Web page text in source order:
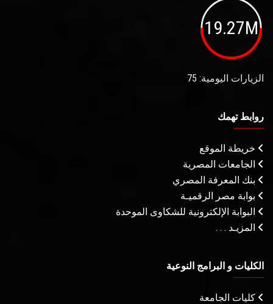
19.27M
الزيارات اليومية: 75
روابط تهمك
خريطة الموقع
الجامعات المصرية
بنك المعرفة المصري
بوابة مصر الرقميـة
البوابة الإلكترونية للشكاوى الموحدة
المزيـد . . .
الكليات و البرامج النوعية
كليات الجامعة